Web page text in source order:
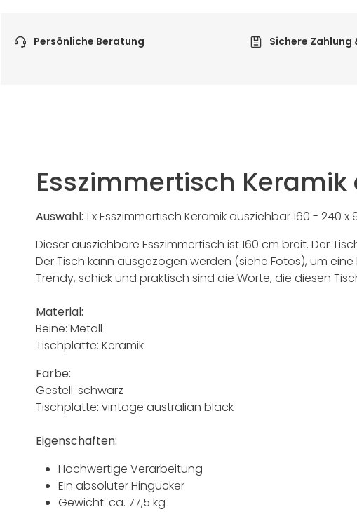
Persönliche Beratung Sichere Zahlung
Esszimmertisch
Auswahl: 1 x Esszimmertisch Keramik ausziehbar 160 - 240
Dieser ausziehbare Esszimmertisch ist 160 cm breit. Der
Der Tisch kann ausgezogen werden (siehe Fotos), um
Trendy, schick und praktisch sind die Worte, die diesen
Material:
Beine: Metall
Tischplatte: Keramik
Farbe:
Gestell: schwarz
Tischplatte: vintage australian black
Eigenschaften:
Hochwertige Verarbeitung
Ein absoluter Hingucker
Gewicht: ca. 77,5 kg